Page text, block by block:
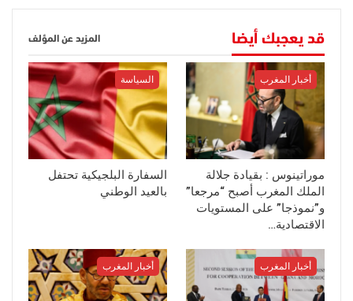
قد يعجبك أيضا المزيد عن المؤلف
أخبار المغرب
موراتينوس : بقيادة جلالة
الملك المغرب أصبح “مرجعا”
و”نموذجا” على المستويات
الاقتصادية…
السياسة
السفارة البلجيكية تحتفل
بالعيد الوطني
أخبار المغرب أخبار المغرب